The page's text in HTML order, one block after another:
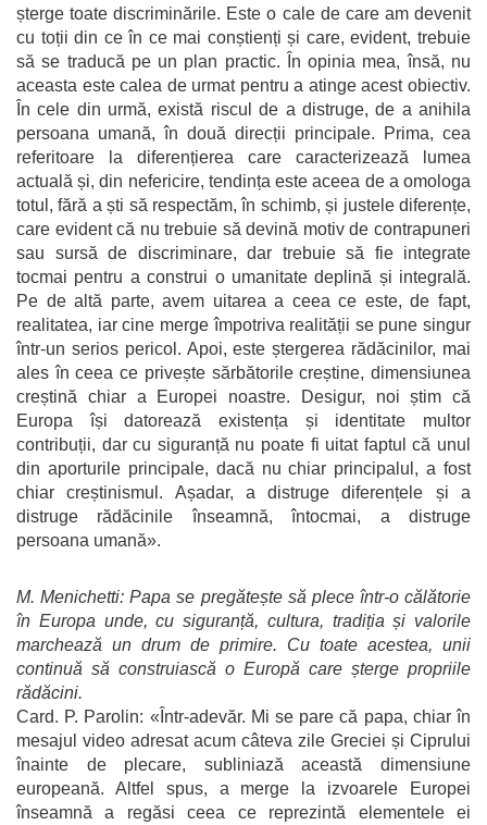
șterge toate discriminările. Este o cale de care am devenit
cu toții din ce în ce mai conștienți și care, evident, trebuie
să se traducă pe un plan practic. În opinia mea, însă, nu
aceasta este calea de urmat pentru a atinge acest obiectiv.
În cele din urmă, există riscul de a distruge, de a anihila
persoana umană, în două direcții principale. Prima, cea
referitoare la diferențierea care caracterizează lumea
actuală și, din nefericire, tendința este aceea de a omologa
totul, fără a ști să respectăm, în schimb, și justele diferențe,
care evident că nu trebuie să devină motiv de contrapuneri
sau sursă de discriminare, dar trebuie să fie integrate
tocmai pentru a construi o umanitate deplină și integrală.
Pe de altă parte, avem uitarea a ceea ce este, de fapt,
realitatea, iar cine merge împotriva realității se pune singur
într-un serios pericol. Apoi, este ștergerea rădăcinilor, mai
ales în ceea ce privește sărbătorile creștine, dimensiunea
creștină chiar a Europei noastre. Desigur, noi știm că
Europa își datorează existența și identitate multor
contribuții, dar cu siguranță nu poate fi uitat faptul că unul
din aporturile principale, dacă nu chiar principalul, a fost
chiar creștinismul. Așadar, a distruge diferențele și a
distruge rădăcinile înseamnă, întocmai, a distruge
persoana umană».
M. Menichetti: Papa se pregătește să plece într-o călătorie
în Europa unde, cu siguranță, cultura, tradiția și valorile
marchează un drum de primire. Cu toate acestea, unii
continuă să construiască o Europă care șterge propriile
rădăcini.
Card. P. Parolin: «Într-adevăr. Mi se pare că papa, chiar în
mesajul video adresat acum câteva zile Greciei și Ciprului
înainte de plecare, subliniază această dimensiune
europeană. Altfel spus, a merge la izvoarele Europei
înseamnă a regăsi ceea ce reprezintă elementele ei